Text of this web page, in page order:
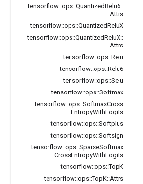
tensorflow::ops::QuantizedRelu6::
Attrs
tensorflow::ops::QuantizedReluX
tensorflow::ops::QuantizedReluX::
Attrs
tensorflow::ops::Relu
tensorflow::ops::Relu6
tensorflow::ops::Selu
tensorflow::ops::Softmax
tensorflow::ops::SoftmaxCross
EntropyWithLogits
tensorflow::ops::Softplus
tensorflow::ops::Softsign
tensorflow::ops::SparseSoftmax
CrossEntropyWithLogits
tensorflow::ops::TopK
tensorflow::ops::TopK::Attrs
التواصل الاجتماعي
المدوّنة
GitHub